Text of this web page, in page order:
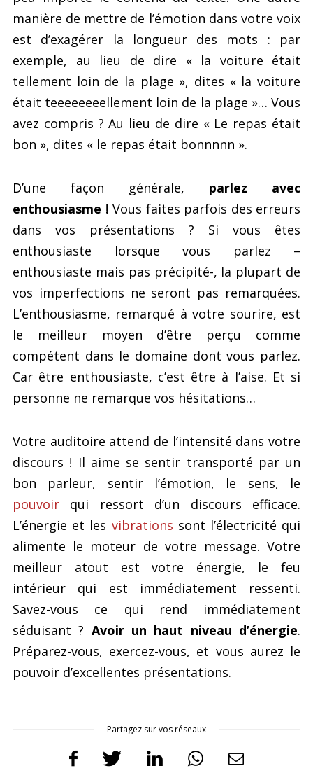
manière de mettre de l’émotion dans votre voix
est d’exagérer la longueur des mots : par
exemple, au lieu de dire « la voiture était
tellement loin de la plage », dites « la voiture
était teeeeeeeellement loin de la plage »… Vous
avez compris ? Au lieu de dire « Le repas était
bon », dites « le repas était bonnnnn ».
D’une façon générale, parlez avec
enthousiasme ! Vous faites parfois des erreurs
dans vos présentations ? Si vous êtes
enthousiaste lorsque vous parlez –
enthousiaste mais pas précipité-, la plupart de
vos imperfections ne seront pas remarquées.
L’enthousiasme, remarqué à votre sourire, est
le meilleur moyen d’être perçu comme
compétent dans le domaine dont vous parlez.
Car être enthousiaste, c’est être à l’aise. Et si
personne ne remarque vos hésitations…
Votre auditoire attend de l’intensité dans votre
discours ! Il aime se sentir transporté par un
bon parleur, sentir l’émotion, le sens, le
pouvoir qui ressort d’un discours efficace.
L’énergie et les vibrations sont l’électricité qui
alimente le moteur de votre message. Votre
meilleur atout est votre énergie, le feu
intérieur qui est immédiatement ressenti.
Savez-vous ce qui rend immédiatement
séduisant ? Avoir un haut niveau d’énergie.
Préparez-vous, exercez-vous, et vous aurez le
pouvoir d’excellentes présentations.
Partagez sur vos réseaux